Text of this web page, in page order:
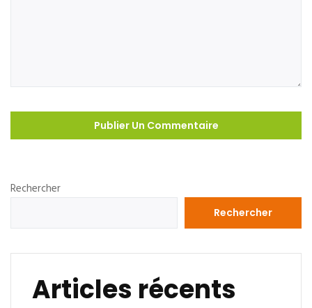
Rechercher
Rechercher
Articles récents